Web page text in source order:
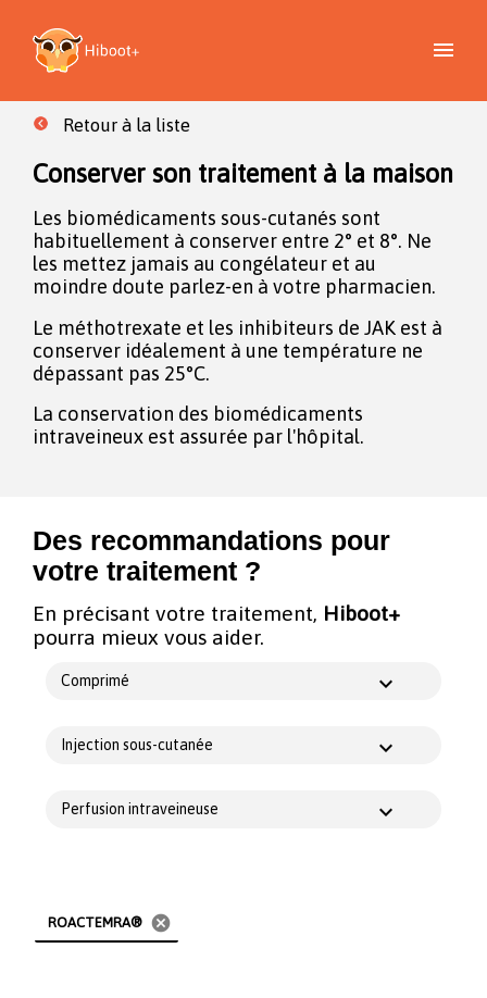
Retour à la liste
Conserver son traitement à la maison
Les biomédicaments sous-cutanés sont
habituellement à conserver entre 2° et 8°. Ne
les mettez jamais au congélateur et au
moindre doute parlez-en à votre pharmacien.
Le méthotrexate et les inhibiteurs de JAK est à
conserver idéalement à une température ne
dépassant pas 25°C.
La conservation des biomédicaments
intraveineux est assurée par l'hôpital.
Des recommandations pour
votre traitement ?
En précisant votre traitement, Hiboot+
pourra mieux vous aider.
Comprimé
Injection sous-cutanée
Perfusion intraveineuse
ROACTEMRA® cancel